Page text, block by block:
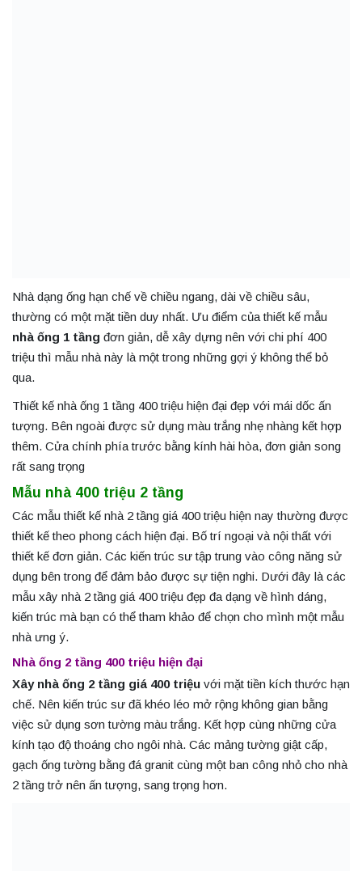
Nhà dạng ống hạn chế về chiều ngang, dài về chiều sâu,
thường có một mặt tiền duy nhất. Ưu điểm của thiết kế mẫu
nhà ống 1 tầng đơn giản, dễ xây dựng nên với chi phí 400
triệu thì mẫu nhà này là một trong những gợi ý không thể bỏ
qua.
Thiết kế nhà ống 1 tầng 400 triệu hiện đại đẹp với mái dốc ấn
tượng. Bên ngoài được sử dụng màu trắng nhẹ nhàng kết hợp
thêm. Cửa chính phía trước bằng kính hài hòa, đơn giản song
rất sang trọng
Mẫu nhà 400 triệu 2 tầng
Các mẫu thiết kế nhà 2 tầng giá 400 triệu hiện nay thường được
thiết kế theo phong cách hiện đại. Bố trí ngoại và nội thất với
thiết kế đơn giản. Các kiến trúc sư tập trung vào công năng sử
dụng bên trong để đảm bảo được sự tiện nghi. Dưới đây là các
mẫu xây nhà 2 tầng giá 400 triệu đẹp đa dạng về hình dáng,
kiến trúc mà bạn có thể tham khảo để chọn cho mình một mẫu
nhà ưng ý.
Nhà ống 2 tầng 400 triệu hiện đại
Xây nhà ống 2 tầng giá 400 triệu với mặt tiền kích thước hạn
chế. Nên kiến trúc sư đã khéo léo mở rộng không gian bằng
việc sử dụng sơn tường màu trắng. Kết hợp cùng những cửa
kính tạo độ thoáng cho ngôi nhà. Các mảng tường giật cấp,
gạch ống tường bằng đá granit cùng một ban công nhỏ cho nhà
2 tầng trở nên ấn tượng, sang trọng hơn.